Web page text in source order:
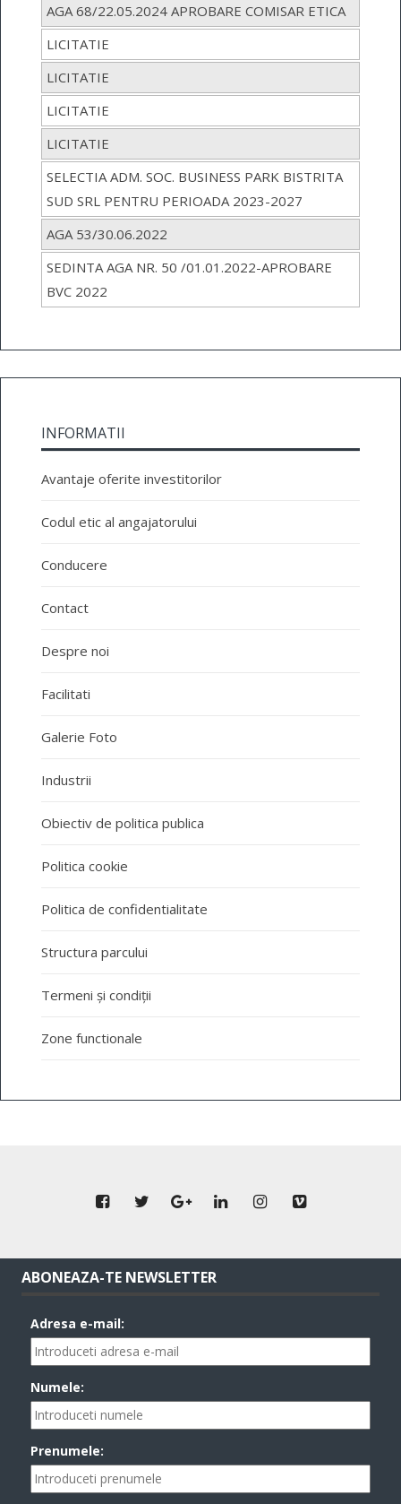
AGA 68/22.05.2024 APROBARE COMISAR ETICA
LICITATIE
LICITATIE
LICITATIE
LICITATIE
SELECTIA ADM. SOC. BUSINESS PARK BISTRITA
SUD SRL PENTRU PERIOADA 2023-2027
AGA 53/30.06.2022
SEDINTA AGA NR. 50 /01.01.2022-APROBARE
BVC 2022
INFORMATII
Avantaje oferite investitorilor
Codul etic al angajatorului
Conducere
Contact
Despre noi
Facilitati
Galerie Foto
Industrii
Obiectiv de politica publica
Politica cookie
Politica de confidentialitate
Structura parcului
Termeni și condiții
Zone functionale
ABONEAZA-TE NEWSLETTER
Adresa e-mail:
Numele:
Prenumele: